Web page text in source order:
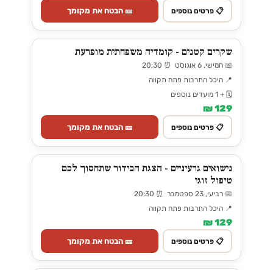
📋 פרטים נוספים 🎫 הבטח את מקומך
שקרים קטנים - קומדיה משפחתית מופרעת
📅 חמישי, 6 אוגוסט ⏰ 20:30
📍 היכל התרבות פתח תקווה
🗓️ + 1 מועדים נוספים
129 ₪
📋 פרטים נוספים 🎫 הבטח את מקומך
נישואים גרעיניים - הצגת הבידור שתחסוך לכם
טיפול זוגי
📅 רביעי, 23 ספטמבר ⏰ 20:30
📍 היכל התרבות פתח תקווה
129 ₪
📋 פרטים נוספים 🎫 הבטח את מקומך